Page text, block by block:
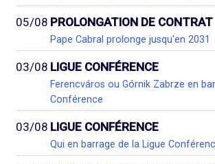
05/08 PROLONGATION DE CONTRAT
Pape Cabral prolonge jusqu'en 2031
03/08 LIGUE CONFÉRENCE
Ferencváros ou Górnik Zabrze en
Conférence
03/08 LIGUE CONFÉRENCE
Qui en barrage de la Ligue